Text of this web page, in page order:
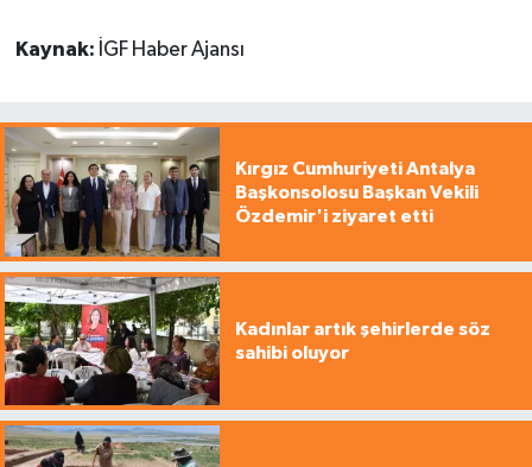
Kaynak: İGF Haber Ajansı
Kırgız Cumhuriyeti Antalya
Başkonsolosu Başkan Vekili
Özdemir'i ziyaret etti
Kadınlar artık şehirlerde söz
sahibi oluyor